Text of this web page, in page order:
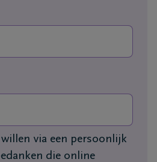
via een persoonlijk
die online